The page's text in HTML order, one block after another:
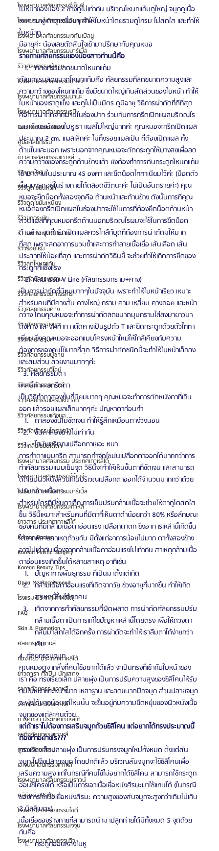
โรงพยาบาลศัลยกรรมจีเอ็นจี
โรงพยาบาลศัลยกรรมอิมเมจอัพ
โรงพยาบาลศัลยกรรมเจดับเบิลยู
โรงพยาบาลศัลยกรรมมาร์เบิ้ล
รีวิวศัลยกรรมผู้ชาย
โรงพยาบาลศัลยกรรมมาอิน
โรงพยาบาลศัลยกรรมนานะ
โรงพยาบาลศัลยกรรมรูบี
Certified Consultant
คู่มือศัลยกรรม
ข่าวสารศัลยกรรมเกาหลี
รีวิวดูดไขมัน
รีวิวดูดไขมันหน้า
รีวิวดูดไขมันเหนียง
รีวิวยกกระชับ
รีวิวยกกระชับหน้าผาก
รีวิวร้อยไหม
รีวิวลดโหนกแก้ม
รีวิวศัลยกรรมกราม
รีวิวศัลยกรรมขากรรไกร
รีวิวศัลยกรรมคาง
รีวิวศัลยกรรมจมูก
รีวิวศัลยกรรมตา
รีวิวศัลยกรรมผู้ชาย
รีวิวศัลยกรรมวีไลน์
รีวิวศัลยกรรมเกาหลี
รีวิวศัลยกรรมเสริมหน้าอก
รีวิวศัลยกรรมแก้จมูก
รีวิวศัลยกรรมโครงหน้า
รีวิวเกลี่ยไขมันใต้ตา
โรงพยาบาลศัลยกรรม ประเทศเกาหลีใต้
โรงพยาบาลศัลยกรรมจีเอ็นจี
โรงพยาบาลศัลยกรรมมาร์เบิ้ล
โรงพยาบาลศัลยกรรมเกาหลี
ข่าวสาร ประเทศเกาหลีใต้
Korean Doctor
Korean Plastic Surgery
Korean Beauty Tips
Oppa Me Recommend
โรงแรม ประเทศเกาหลีใต้
FAQ
Skin & Promotion
ศัลยกรรมเกาหลี
ท่องเที่ยว ประเทศเกาหลีใต้
ข่าวดารา ศิลปิน นักแสดง
ราคาศัลยกรรมเกาหลี
ราคาศัลยกรรมเกาหลี
การศึกษา ประเทศเกาหลีใต้
ธุรกิจศัลยกรรมเกาหลี
ดูดวงศัลยกรรม
เอเจนซี่ศัลยกรรมเกาหลี
โรงพยาบาลศัลยกรรมบราวน์
คลินิกผิวพรรณ
โรงพยาบาลศัลยกรรมไอดี
โรงพยาบาลศัลยกรรมเจจุน
โรงพยาบาลศัลยกรรมวิว
ใบหน้าของน้อง 2 ข้างดูไม่เท่ากัน บริเวณโหนกแก้มดูใหญ่ จมูกดูเนื้อ
หนา ชมพู่ ตาดูเหนื่อยๆ ทำให้ใบหน้าโดยรวมดูโทรม ไม่สดใส และทำให้
ใบหน้าดู
มีอายุค่ะ น้องเลยตัดสินใจเข้ามาปรึกษากับคุณหมอ
รายกายศัลยกรรมของน้องสาวท่านนี้คือ
ศัลยกรรมลดขนาดโหนกแก้ม
ศัลยกรรมลดขนาดโหนกแก้มคือ ศัลยกรรมที่ลดขนาดความสูงและ
ความกว้างของโหนกแก้ม ซึ่งมีขนาดใหญ่เกินสัดส่วนของใบหน้า ทำให้
ใบหน้าของเราดูแข็ง และดูไม่เป็นมิตร ดูมีอายุ วิธีการผ่าตัดที่ดีที่สุด
คือการผ่าตัดจากผ่านในช่องปาก ร่วมกับการกรีดเปิดแผลบริเวณไร
ผม ด้านหน้าของใบหูเรา แผลไม่ใหญ่มากค่ะ คุณหมอจะกรีดเปิดแผล
ประมาณ 2 cm. แผลเล็กค่ะ ไม่ทิ้งรอยแผลเป็น ที่ต้องเปิดแผล ทั้ง
ด้านในและนอก เพราะนอกจากคุณหมอจะตัดกระดูกให้บางลงเพื่อลด
ความกว้างของกระดูกด้านข้างแล้ว ยังต้องทำการดันกระดูกโหนกแก้ม
เข้ามาด้านในประมาณ 45 องศา และยึดน็อตไททาเนียมไว้ค่ะ (น็อตตัว
นี้สามารถอยู่ในร่างกายได้ตลอดชีวิตนะค่ะ ไม่เป็นอันตรายค่ะ) คุณ
หมอจะยึดน็อตทั้งสองจุดคือ ด้านหน้าและด้านข้าง ดังนั้นการที่คุณ
หมอต้องกรีดเปิดแผลในช่องปากจะใช้ในการที่ต้องยึดน็อตด้านหน้า
ส่วนแผลที่คุณหมอกรีดด้านนอกบริเวณไรผมจะใช้ในการยึดน็อต
ด้านข้าง จุดที่กรีดเปิดแผลควรใกล้กับุดที่ต้องการผ่าตัดมให้มาก
ที่สุด เพราะลดอาการบวมช้ำและการทำลายเนื้อเยื่อ เส้นเลือด เส้น
ประสาทให้น้อยที่สุด และการผ่าตัดวิธีนยี้ จะช่วยทำให้เกิดการยึดของ
กระดูกที่แข็งแรง
2. ศัลยกรรม V Line (ศัลยกรรมกราม+คาง)
เป็นการผ่าตัดที่นิยมมากๆในปัจจุบัน เพราะทำให้ใบหน้าเรียว เหมาะ
สำหรับคนที่มีคางสั้น คางใหญ่ กราม คาม เหลี่ยม คางถอย และหน้า
กว้าง โดยคุณหมอจะทำการผ่าตัดลดขนาดมุมกรามไล่ลงมายาวมา
ถึงคาง และจพทำกาาตัดคางเป็นรูปตัว T และยึดกระดูกด้วยตัวไททา
เนี่ยม ซึ่งคุณหมอจะออกแบบโครงหน้าใหม่ให้ใกล้เคียงกับความ
ต้องการของคนไข้มากที่สุด วิธีการผ่าตัดชนิดนี้จะทำให้ใบหน้าเล็กลง
และสมส่วน สวยงามมากๆค่ะ
3. ศัลยกรรมตา
เคสนี้ทำการกรีดตา
เป็นวิธีทำตาสองชั้นที่นิยมมากๆ คุณหมอจะทำการตัดหนังตาที่เกิน
ออก แล้วรอยแผลเล็กมากๆค่ะ ปัญหาตาก่อนทำ
ตาสองชั้นไม่ชัดเจน ทำให้รู้สึกเหมือนตาง่วงนอน
ชั้นตาสองข้างไม่เท่ากัน
ไขมันบริเวณเปลือกตาเยอะ หนา
การทำตาแบบกรีด สามารถกำจัดไขมันเปลือกตาออกได้มากกว่าการ
ทำศัลยกรรมแบบเย็บจุด วิธีนี้จะทำให้เห็นชั้นตาที่ชัดเจน และสามารถ
ตัดเย็บผิวหนังส่วนเกินบริเวณเปลือกตาออกได้จำนวนมากกว่าด้วย
ปรับกล้ามเนื้อตา
สำหรับใครที่มีชั้นตาเล็ก การเย็บปรับกล้ามเนื้อจะช่วยให้ตาดูโตสดใส
ขึ้น วิธีนี้เหมาะสำหรับคนที่มีตาที่เห็นตาดำน้อยกว่า 80% หรือลักษณะ
ของคนที่มีกล้ามเนื้อตาอ่อนแรง เปลือกตาตก ซึ่งอาการเหล่านี้เกิดขึ้น
ได้จากหลายสาเหตุด้วยกัน มีตั้งแต่อาการน้อยไปมาก ตาทั้งสองข้าง
อาจไม่เท่ากันเนื่องจากกล้ามเนื้อตาอ่อนแรงไม่เท่ากัน สาเหตุกล้ามเนื้อ
ตาอ่อนแรงเกิดขึ้นได้หลายสาเหตุ อาทิเช่น
ปัญหาทางพันธุกรรม ที่เป็นมาตั้งแต่เกิด
กล้ามเนื้อตาอ่อนแรงที่เกิดจากวัย ช่วงอายุที่มากขึ้น ทำให้เกิด
สาเหตุนี้ขึ้นได้ทุกคน
เกิดจากการทำศัลยกรรมที่ผิดพลาด การผ่าตัดศัลยกรรมปรับ
กล้ามเนื้อตาเป็นการแก้ไขปัญหาเหล่านี้โดยตรง เพื่อให้ดวงตา
กลับมาสดใสได้อีกครั้ง การผ่าตัดจะทำให้เราลืมตาได้ง่ายกว่า
เดิม
4. ศัลยกรรมจมูก
คุณหมอดูจากสิ่งที่คนไข้อยากได้แล้ว จะเป็นทรงที่เข้ากับใบหน้าของ
เรา คือ ทรงเรียวเล็ก ปลายพุ่ง เป็นการปรับความสูงของซิลิโคนให้รับ
กับใบหน้าและหน้าผาก เหลาฐาน และลดขนาดปีกจมูก ส่วนปลายจมูก
จะพุ่งได้มากน้อยแค่ไหนนั้น จะขึ้นอยู่กับความยืดหยุ่นของผิวหนังเนื้อ
จมูกของแต่ละคนด้วย
แต่ถ้าเราไม่ต้องการเสริมจมูกด้วยซิลิโคน แต่อยากได้ทรงประมาณนี้
ต้องทำอย่างไร???
ทรงเรียวเล็กปลายพุ่ง เป็นการปรับทรงจมูกใหม่ทั้งหมด ตั้งแต่สัน
จมูก ไปจึงปลายจมูก โดยปกติแล้ว บริเวณสันจมูกจะใช้ซิลิโคนเพื่อ
เสริมความสูง แต่ในกรณีที่คนไข้ไม่อยากได้ซิลิโคน สามารถใช้กระดูก
อ่อนซี่โครงได้ หรือเป็นการเอาเนื้อเยื่อหนังศีรษะมาใช้แทนได้ (ในกรณี
ของการใช้เนื้อเยื่อหนังสีรษะ ความสูงของสันจมูกจะสูงกว่าเดิมไม่เกิน
2 มิลลิเมตร)
เนื้อเยื่อของร่างกายที่สามารถนำมาปลูกถ่ายได้มีทั้งหมด 5 จุดด้วย
กันคือ
กระดูกอ่อนหลังใบหู